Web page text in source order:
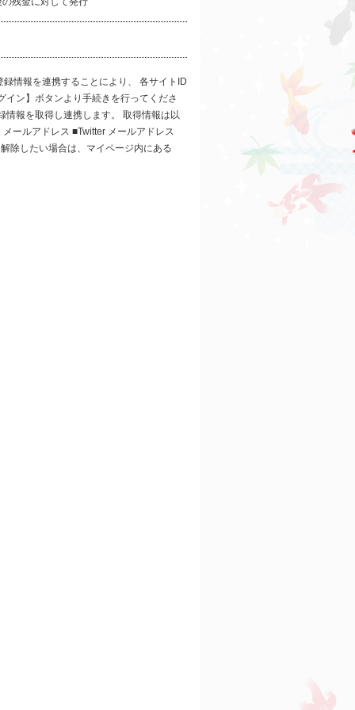
情報を連携することにより、 各サイトID
ン】ボタンより手続きを行ってくださ
報を取得し連携します。 取得情報は以
ールアドレス ■Twitter メールアドレス
除したい場合は、マイページ内にある